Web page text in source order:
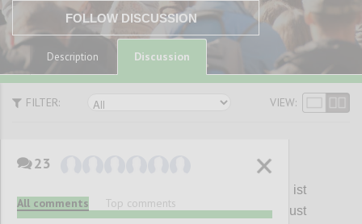
FOLLOW DISCUSSION
Description Discussion
FILTER: VIEW:
P1
Kostenoptimierung ist
spätestens seit dem Bekanntwerden der Just
23
All comments Top comments